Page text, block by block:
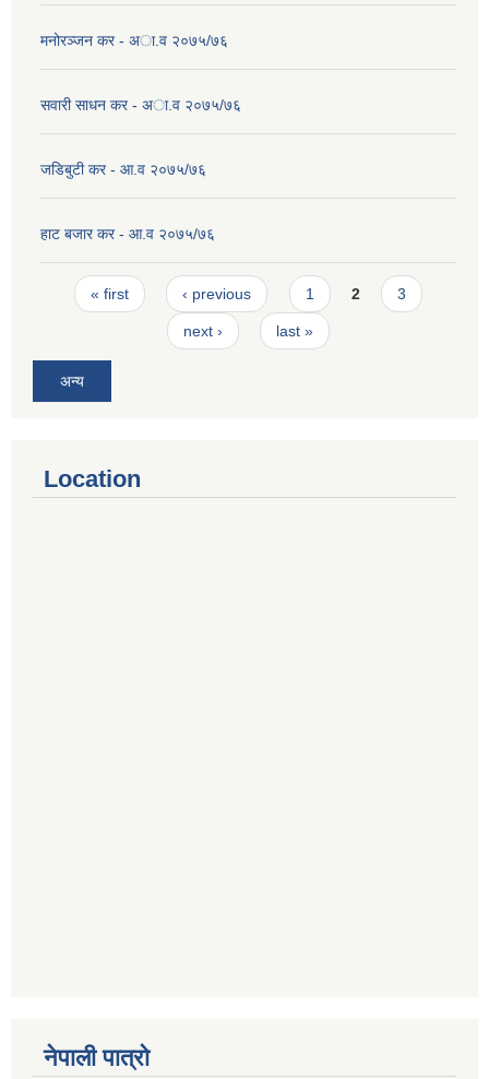
मनोरञ्जन कर - अा.व २०७५/७६
सवारी साधन कर - अा.व २०७५/७६
जडिबुटी कर - आ.व २०७५/७६
हाट बजार कर - आ.व २०७५/७६
Pages
« first ‹ previous 1 2 3
next › last »
अन्य
Location
नेपाली पात्रो